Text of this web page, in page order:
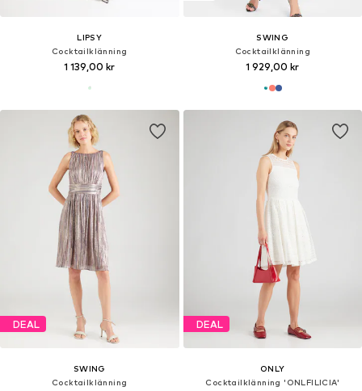
LIPSY
Cocktailklänning
1 139,00 kr
SWING
Cocktailklänning
1 929,00 kr
DEAL
SWING
Cocktailklänning
DEAL
ONLY
Cocktailklänning 'ONLFILICIA'